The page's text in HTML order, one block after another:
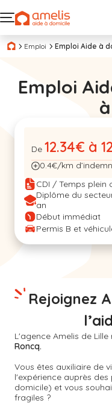
Emploi Emploi Aide à
Emploi
De 12.34€ à
0.4€/km
CDI / Temps plein
Diplôme du
an
Début immédiat
Permis B et
L'agence Amelis de Lille
Roncq.
Vous êtes auxiliaire de
l'expérience auprès des
domicile) et vous
fragiles ?
Rejoignez